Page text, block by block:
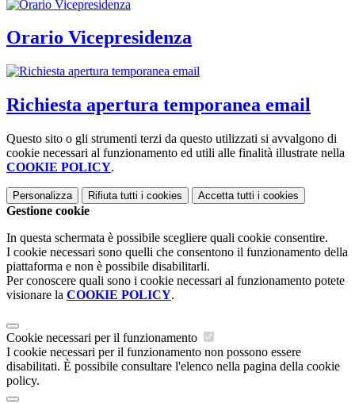
Orario Vicepresidenza
Richiesta apertura temporanea email
Questo sito o gli strumenti terzi da questo utilizzati si avvalgono di
cookie necessari al funzionamento ed utili alle finalità illustrate nella
COOKIE POLICY.
Personalizza Rifiuta tutti i cookies Accetta tutti i cookies
Gestione cookie
In questa schermata è possibile scegliere quali cookie consentire.
I cookie necessari sono quelli che consentono il funzionamento della
piattaforma e non è possibile disabilitarli.
Per conoscere quali sono i cookie necessari al funzionamento potete
visionare la COOKIE POLICY.
Cookie necessari per il funzionamento
I cookie necessari per il funzionamento non possono essere
disabilitati. È possibile consultare l'elenco nella pagina della cookie
policy.